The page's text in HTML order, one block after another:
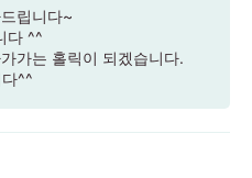
립니다~
다 ^^
가는 홀릭이 되겠습니다.
^^